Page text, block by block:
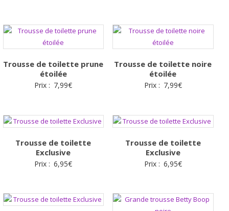
Trousse de toilette prune
étoilée
Prix : 7,99€
Trousse de toilette noire
étoilée
Prix : 7,99€
Trousse de toilette
Exclusive
Prix : 6,95€
Trousse de toilette
Exclusive
Prix : 6,95€